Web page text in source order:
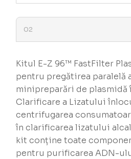
Kitul E-Z 96™ FastFilter
pentru pregătirea paralelă
minipreparări de plasmidă
Clarificare a Lizatului
centrifugarea
în clarificarea lizatului
kit conține toate
pentru purificarea ADN-